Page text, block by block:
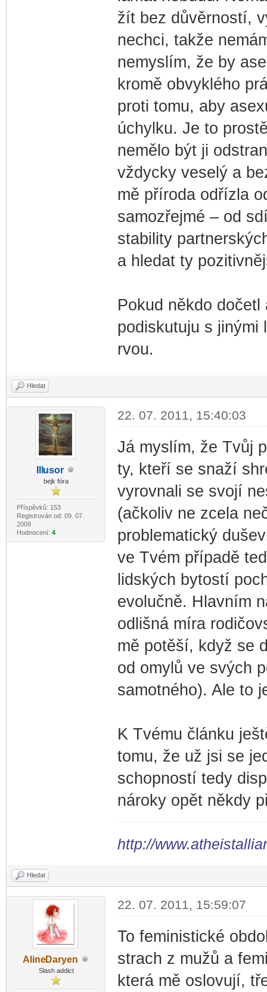
žít bez důvěrností,
nechci, takže
nemyslím, že by
kromě obvyklého
proti tomu, aby
úchylku. Je to
nemělo být ji
vždycky veselý a
mě příroda odřízla
samozřejmé – od
stability
a hledat ty
Pokud někdo
podiskutuju s jinými
rvou.
Hledat
Illusor
bejk fóra
Příspěvků: 153
Registrován od: 09. 07.
2009
Hodnocení: 4
22. 07. 2011, 15:40:03
Já myslím, že Tvůj
ty, kteří se snaží
vyrovnali se svojí
(ačkoliv ne zcela
problematický
ve Tvém případě
lidských bytostí
evolučně. Hlavním
odlišná míra
mě potěší, když se
od omylů ve svých
samotného). Ale to
K Tvému článku
tomu, že už jsi se
schopností tedy
nároky opět někdy
http://
Hledat
AlineDaryen
Slash addict
22. 07. 2011, 15:59:07
To feministické
strach z mužů a
která mě oslovují,